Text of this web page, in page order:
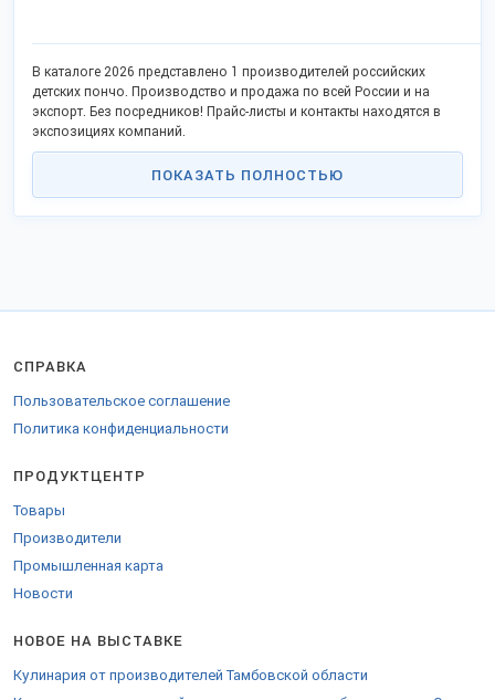
В каталоге 2026 представлено 1 производителей российских
детских пончо. Производство и продажа по всей России и на
экспорт. Без посредников! Прайс-листы и контакты находятся в
экспозициях компаний.
ПОКАЗАТЬ ПОЛНОСТЬЮ
СПРАВКА
Пользовательское соглашение
Политика конфиденциальности
ПРОДУКТЦЕНТР
Товары
Производители
Промышленная карта
Новости
НОВОЕ НА ВЫСТАВКЕ
Кулинария от производителей Тамбовской области